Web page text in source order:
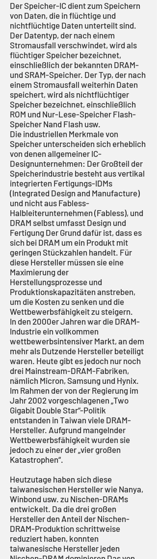
Der Speicher-IC dient zum Speichern
von Daten, die in flüchtige und
nichtflüchtige Daten unterteilt sind.
Der Datentyp, der nach einem
Stromausfall verschwindet, wird als
flüchtiger Speicher bezeichnet,
einschließlich der bekannten DRAM-
und SRAM-Speicher. Der Typ, der nach
einem Stromausfall weiterhin Daten
speichert, wird als nichtflüchtiger
Speicher bezeichnet, einschließlich
ROM und Nur-Lese-Speicher Flash-
Speicher Nand Flash usw.
Die industriellen Merkmale von
Speicher unterscheiden sich erheblich
von denen allgemeiner IC-
Designunternehmen: Der Großteil der
Speicherindustrie besteht aus vertikal
integrierten Fertigungs-IDMs
(Integrated Design and Manufacture)
und nicht aus Fabless-
Halbleiterunternehmen (Fabless), und
DRAM selbst umfasst Design und
Fertigung Der Grund dafür ist, dass es
sich bei DRAM um ein Produkt mit
geringen Stückzahlen handelt. Für
diese Hersteller müssen sie eine
Maximierung der
Herstellungsprozesse und
Produktionskapazitäten anstreben,
um die Kosten zu senken und die
Wettbewerbsfähigkeit zu steigern.
In den 2000er Jahren war die DRAM-
Industrie ein vollkommen
wettbewerbsintensiver Markt, an dem
mehr als Dutzende Hersteller beteiligt
waren. Heute gibt es jedoch nur noch
drei Mainstream-DRAM-Fabriken,
nämlich Micron, Samsung und Hynix.
Im Rahmen der von der Regierung im
Jahr 2002 vorgeschlagenen „Two
Gigabit Double Star“-Politik
entstanden in Taiwan viele DRAM-
Hersteller. Aufgrund mangelnder
Wettbewerbsfähigkeit wurden sie
jedoch zu einer der „vier großen
Katastrophen“.
Heutzutage haben sich diese
taiwanesischen Hersteller wie Nanya,
Winbond usw. zu Nischen-DRAMs
entwickelt. Da die drei großen
Hersteller den Anteil der Nischen-
DRAM-Produktion schrittweise
reduziert haben, konnten
taiwanesische Hersteller jeden